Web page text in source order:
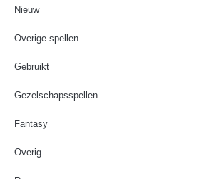
Nieuw
Overige spellen
Gebruikt
Gezelschapsspellen
Fantasy
Overig